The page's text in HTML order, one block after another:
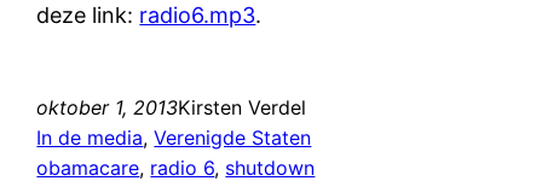
deze link: radio6.mp3.
oktober 1, 2013Kirsten Verdel
In de media, Verenigde Staten
obamacare, radio 6, shutdown